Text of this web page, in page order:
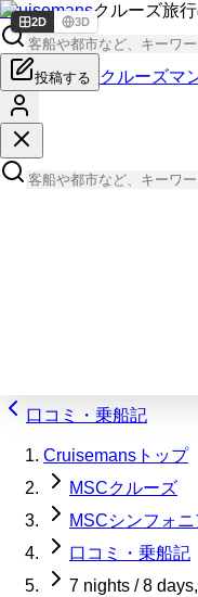
Cruisemansクルーズ旅
投稿する クルーズマ
口コミ・乗船記
Cruisemansトップ
MSCクルーズ
MSCシンフォニ
口コミ・乗船記
7 nights / 8
2D 3D